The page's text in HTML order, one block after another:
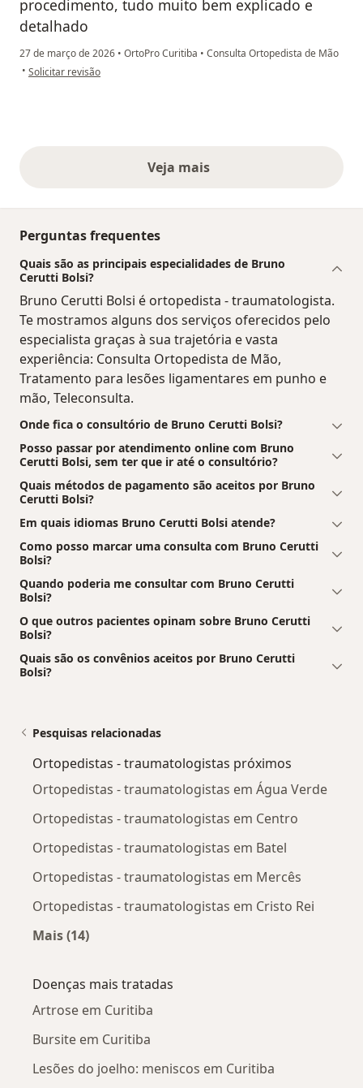
procedimento, tudo muito bem explicado e
detalhado
27 de março de 2026 • OrtoPro Curitiba • Consulta Ortopedista de Mão
• na opinião do utilizador Marcos imoto
Solicitar revisão
Veja maisopiniões acima
Perguntas frequentes
Quais são as principais especialidades de Bruno
Cerutti Bolsi?
Bruno Cerutti Bolsi é ortopedista - traumatologista.
Te mostramos alguns dos serviços oferecidos pelo
especialista graças à sua trajetória e vasta
experiência: Consulta Ortopedista de Mão,
Tratamento para lesões ligamentares em punho e
mão, Teleconsulta.
Onde fica o consultório de Bruno Cerutti Bolsi?
Posso passar por atendimento online com Bruno
Cerutti Bolsi, sem ter que ir até o consultório?
Quais métodos de pagamento são aceitos por Bruno
Cerutti Bolsi?
Em quais idiomas Bruno Cerutti Bolsi atende?
Como posso marcar uma consulta com Bruno Cerutti
Bolsi?
Quando poderia me consultar com Bruno Cerutti
Bolsi?
O que outros pacientes opinam sobre Bruno Cerutti
Bolsi?
Quais são os convênios aceitos por Bruno Cerutti
Bolsi?
Pesquisas relacionadas
Ortopedistas - traumatologistas próximos
Ortopedistas - traumatologistas em Água Verde
Ortopedistas - traumatologistas em Centro
Ortopedistas - traumatologistas em Batel
Ortopedistas - traumatologistas em Mercês
Ortopedistas - traumatologistas em Cristo Rei
Mais (14)
Doenças mais tratadas
Artrose em Curitiba
Bursite em Curitiba
Lesões do joelho: meniscos em Curitiba